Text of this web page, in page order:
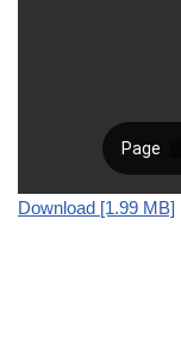
Download [1.99 MB]